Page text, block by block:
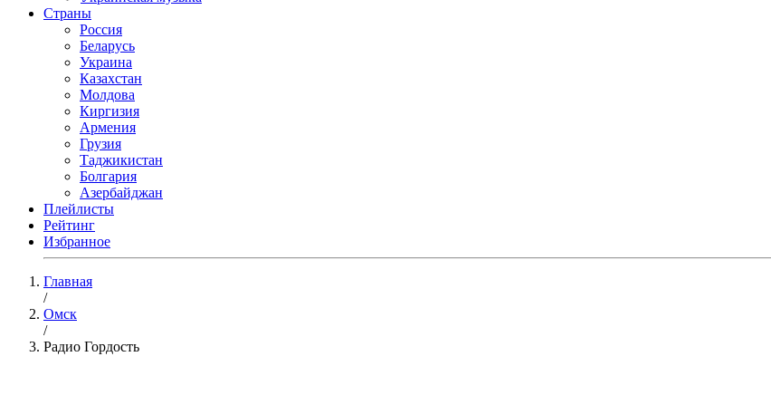
Страны
Россия
Беларусь
Украина
Казахстан
Молдова
Киргизия
Армения
Грузия
Таджикистан
Болгария
Азербайджан
Плейлисты
Рейтинг
Избранное
Главная
/
Омск
/
Радио Гордость